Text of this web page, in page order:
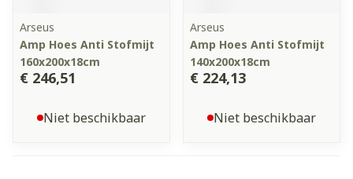
Arseus
Amp Hoes Anti Stofmijt
160x200x18cm
€ 246,51
Niet beschikbaar
Arseus
Amp Hoes Anti Stofmijt
140x200x18cm
€ 224,13
Niet beschikbaar